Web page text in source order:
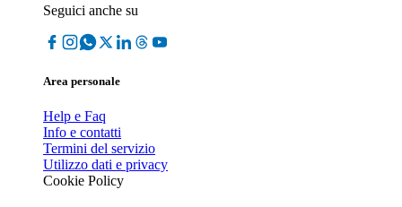
Seguici anche su
Area personale
Help e Faq
Info e contatti
Termini del servizio
Utilizzo dati e privacy
Cookie Policy